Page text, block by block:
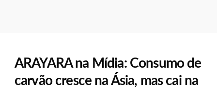
ARAYARA na Mídia: Consumo de
carvão cresce na Ásia, mas cai na